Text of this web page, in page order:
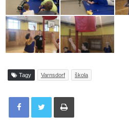
Tagy Varnsdorf škola
Tisknout